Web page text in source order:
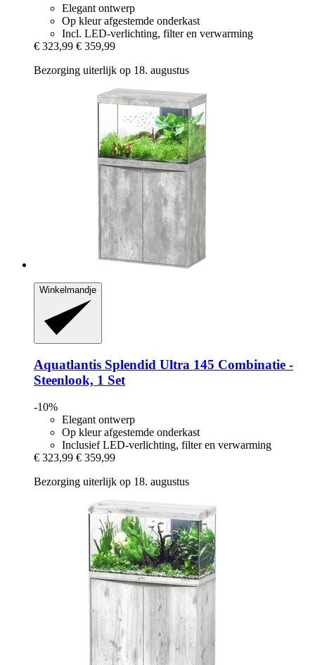
Elegant ontwerp
Op kleur afgestemde onderkast
Incl. LED-verlichting, filter en verwarming
€ 323,99 € 359,99
Bezorging uiterlijk op 18. augustus
Winkelmandje
Aquatlantis Splendid Ultra 145 Combinatie -​
Steenlook, 1 Set
-10%
Elegant ontwerp
Op kleur afgestemde onderkast
Inclusief LED-verlichting, filter en verwarming
€ 323,99 € 359,99
Bezorging uiterlijk op 18. augustus